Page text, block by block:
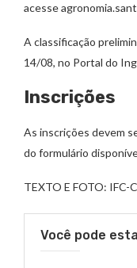
acesse
A classificação
14/08, no Portal do
Inscrições
As inscrições devem
do formulário
TEXTO E FOTO: IFC-
Você pode